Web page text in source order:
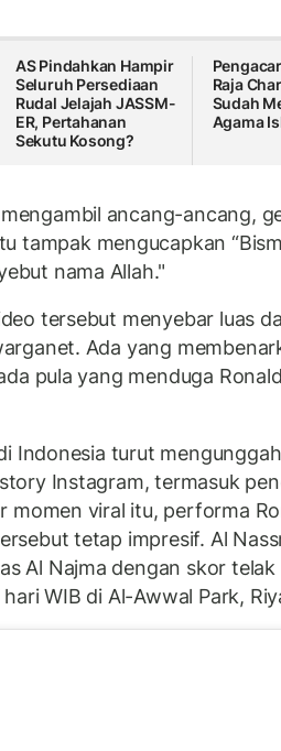
AS Pindahkan Hampir
Seluruh Persediaan
Rudal Jelajah JASSM-
ER, Pertahanan
Sekutu Kosong?
Raja
Sudah
Agama
ancang-ancang,
tampak mengucapkan
nama Allah."
tersebut menyebar luas
Ada yang
pula yang menduga
Indonesia turut
Instagram, termasuk
momen viral itu, performa
tetap impresif. Al
Al Najma dengan skor telak
WIB di Al-Awwal Park,